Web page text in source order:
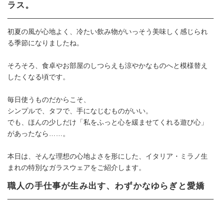
ラス。
初夏の風が心地よく、冷たい飲み物がいっそう美味しく感じられ
る季節になりましたね。
そろそろ、食卓やお部屋のしつらえも涼やかなものへと模様替え
したくなる頃です。
毎日使うものだからこそ、
シンプルで、タフで、手になじむものがいい。
でも、ほんの少しだけ「私をふっと心を緩ませてくれる遊び心」
があったなら……。
本日は、そんな理想の心地よさを形にした、イタリア・ミラノ生
まれの特別なガラスウェアをご紹介します。
職人の手仕事が生み出す、わずかなゆらぎと愛嬌